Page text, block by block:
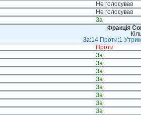
Не голосував
Не голосував
За
Фракція
За:14 Проти:1
Проти
За
За
За
За
За
За
За
За